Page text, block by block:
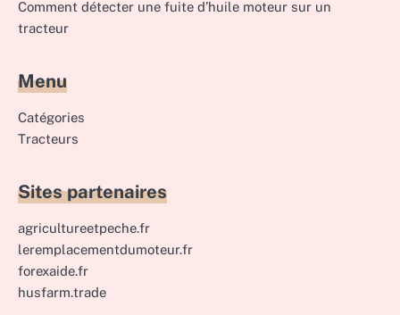
Comment détecter une fuite d’huile moteur sur un
tracteur
Menu
Catégories
Tracteurs
Sites partenaires
agricultureetpeche.fr
leremplacementdumoteur.fr
forexaide.fr
husfarm.trade